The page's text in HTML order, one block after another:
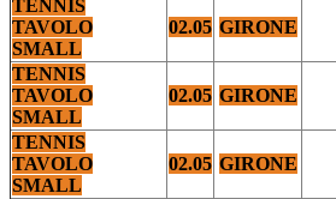
TENNIS
TAVOLO
SMALL
02.05 GIRONE
TENNIS
TAVOLO
SMALL
02.05 GIRONE
TENNIS
TAVOLO
SMALL
02.05 GIRONE